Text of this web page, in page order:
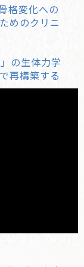
格変化への
めのクリニ
の生体力学
再構築する